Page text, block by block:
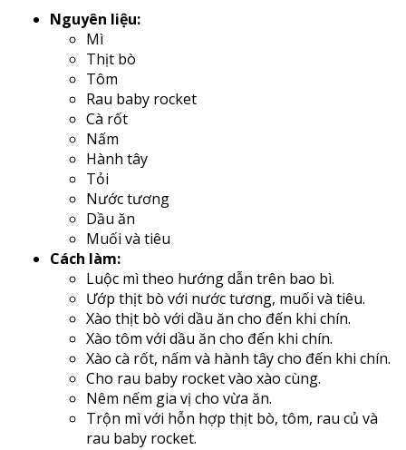
Nguyên liệu:
Mì
Thịt bò
Tôm
Rau baby rocket
Cà rốt
Nấm
Hành tây
Tỏi
Nước tương
Dầu ăn
Muối và tiêu
Cách làm:
Luộc mì theo hướng dẫn trên bao bì.
Ướp thịt bò với nước tương, muối và tiêu.
Xào thịt bò với dầu ăn cho đến khi chín.
Xào tôm với dầu ăn cho đến khi chín.
Xào cà rốt, nấm và hành tây cho đến khi chín.
Cho rau baby rocket vào xào cùng.
Nêm nếm gia vị cho vừa ăn.
Trộn mì với hỗn hợp thịt bò, tôm, rau củ và
rau baby rocket.